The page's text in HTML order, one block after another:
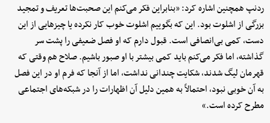
ردنپ همچنین اشاره کرد: «بنابراین فکر می‌کنم این صحبت‌ها تعریف و تمجید
بزرگی از اشلوت بود. این که بگوییم اشلوت خوب کار نکرده یا چیزهایی از این
دست، کمی بی‌انصافی است. قبول دارم که او فصل ضعیفی را پشت سر
گذاشته، اما فکر می‌کنم باید کمی بیشتر با او صبور باشیم. صلاح هم وقتی که
قهرمان لیگ شدند، شکایت چندانی نداشت، اما از آنجا که فرم او در این فصل
به آن خوبی نبود، احتمالاً به همین دلیل آن اظهارات را در شبکه‌های اجتماعی
مطرح کرده است.»